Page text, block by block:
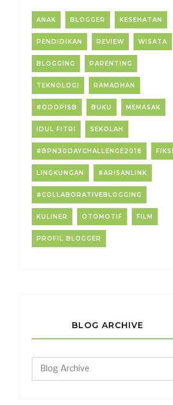
ANAK BLOGGER KESEHATAN
PENDIDIKAN REVIEW WISATA
BLOGGING PARENTING
TEKNOLOGI RAMADHAN
#ODOPISB BUKU MEMASAK
IDUL FITRI SEKOLAH
#BPN30DAYCHALLENGE2018 FIKSI
LINGKUNGAN #ARISANLINK
#COLLABORATIVEBLOGGING
KULINER OTOMOTIF FILM
PROFIL BLOGGER
BLOG ARCHIVE